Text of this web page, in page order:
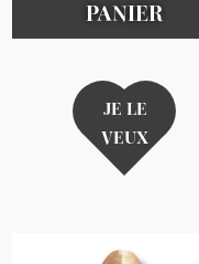
PANIER
JE LE
VEUX